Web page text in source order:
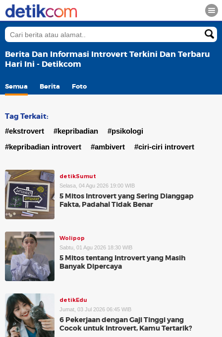
Berita Dan Informasi Introvert Terkini Dan Terbaru
Hari Ini - Detikcom
Semua Berita Foto
Tag Terkait:
#ekstrovert #kepribadian
#psikologi
#kepribadian introvert
#ambivert #ciri-ciri introvert
detikSumut
Selasa, 04 Agu 2026 19:00 WIB
5 Mitos Introvert yang Sering Dianggap
Fakta, Padahal Tidak Benar
Wolipop
Sabtu, 01 Agu 2026 18:30 WIB
5 Mitos tentang Introvert yang Masih
Banyak Dipercaya
detikEdu
Jumat, 03 Jul 2026 06:45 WIB
6 Pekerjaan dengan Gaji Tinggi yang
Cocok untuk Introvert, Kamu Tertarik?